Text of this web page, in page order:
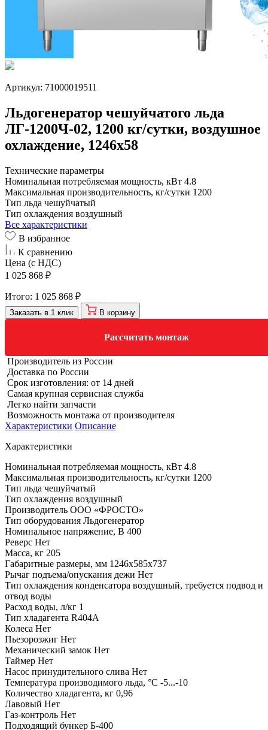
Артикул: 71000019511
Льдогенератор чешуйчатого льда
ЛГ-1200Ч-02, 1200 кг/сутки, воздушное
охлаждение, 1246х58
Технические параметры
Номинальная потребляемая мощность, кВт 4.8
Максимальная производительность, кг/сутки 1200
Тип льда чешуйчатый
Тип охлаждения воздушный
Все характеристики
В избранное
К сравнению
Цена (с НДС)
1 025 868 ₽
Итого: 1 025 868 ₽
Заказать в 1 клик В корзину
Рассчитать монтаж
Производитель из России
Доставка по России
Срок изготовления: от 14 дней
Самая крупная сервисная служба
Легко найти запчасти
Возможность монтажа от производителя
Характеристики Описание
Характеристики
Номинальная потребляемая мощность, кВт 4.8
Максимальная производительность, кг/сутки 1200
Тип льда чешуйчатый
Тип охлаждения воздушный
Производитель ООО «ФРОСТО»
Тип оборудования Льдогенератор
Номинальное напряжение, В 400
Реверс Нет
Масса, кг 205
Габаритные размеры, мм 1246х585х737
Рычаг подъема/опускания дежи Нет
Тип охлаждения конденсатора воздушный, требуется подвод и
отвод воды
Расход воды, л/кг 1
Тип хладагента R404A
Колеса Нет
Пьезорозжиг Нет
Механический замок Нет
Таймер Нет
Насос принудительного слива Нет
Температура производимого льда, °С -5...-10
Количество хладагента, кг 0,96
Лавовый Нет
Газ-контроль Нет
Подходящий бункер Б-400